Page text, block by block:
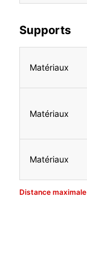
Supports
Matériaux
Matériaux
Matériaux
Distance